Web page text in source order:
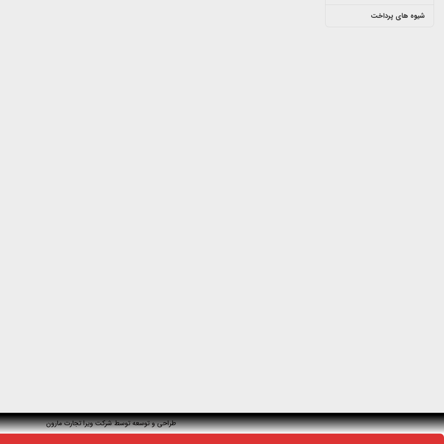
شیوه های پرداخت
طراحی و توسعه توسط شرکت ویرا تجارت مارون